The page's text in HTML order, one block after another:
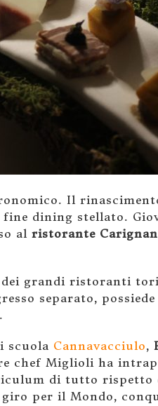
Il
dining stellato.
al ristorante
grandi ristoranti
separato, possiede
scuola Cannavacciulo,
chef Miglioli ha
di tutto rispetto
per il Mondo,